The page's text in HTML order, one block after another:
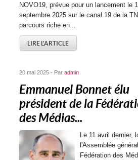
NOVO19, prévue pour un lancement le
septembre 2025 sur le canal 19 de la
parcours riche en...
LIRE L'ARTICLE
20 mai 2025 - Paradmin
Emmanuel Bonnet élu
président de la
des Médias...
Le 11 avril dernier,
l'Assemblée
Fédération des